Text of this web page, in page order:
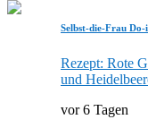
Selbst-die-Frau
Rezept: Rote
und
vor 6 Tagen